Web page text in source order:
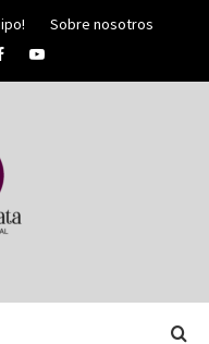
Sobre nosotros
YouTube